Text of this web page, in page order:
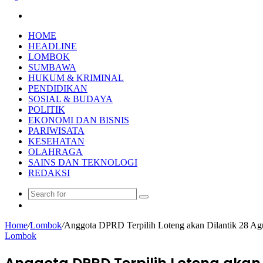
HOME
HEADLINE
LOMBOK
SUMBAWA
HUKUM & KRIMINAL
PENDIDIKAN
SOSIAL & BUDAYA
POLITIK
EKONOMI DAN BISNIS
PARIWISATA
KESEHATAN
OLAHRAGA
SAINS DAN TEKNOLOGI
REDAKSI
Search
Home/Lombok/Anggota DPRD Terpilih Loteng akan Dilantik 28
Lombok